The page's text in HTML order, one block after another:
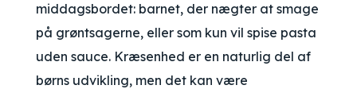
middagsbordet: barnet, der nægter at smage
på grøntsagerne, eller som kun vil spise pasta
uden sauce. Kræsenhed er en naturlig del af
børns udvikling, men det kan være